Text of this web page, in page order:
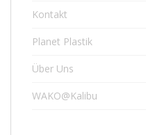
Kontakt
Planet Plastik
Über Uns
WAKO@Kalibu